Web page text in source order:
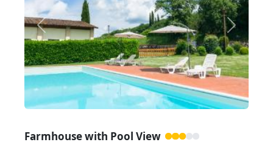
Zurück Weiter
Farmhouse with Pool View